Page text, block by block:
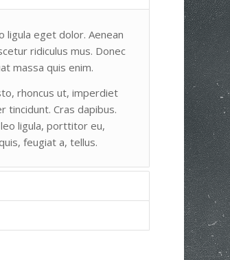
ligula eget dolor. Aenean
ridiculus mus. Donec
massa quis enim.
rhoncus ut, imperdiet
tincidunt. Cras dapibus.
ligula, porttitor eu,
feugiat a, tellus.